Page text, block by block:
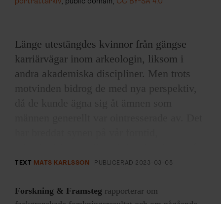
Länge utestängdes kvinnor från gängse
karriärvägar inom arkeologin, liksom i
andra akademiska discipliner. Men trots
motvinden bidrog de med nya perspektiv,
vad man kan hitta i utgrävningar.
Hanna Rydh var Sveriges första doktor i
arkeologi, disputerad 1919 med
TEXT MATS KARLSSON PUBLICERAD 2023-03-08
Forskning & Framsteg rapporterar om